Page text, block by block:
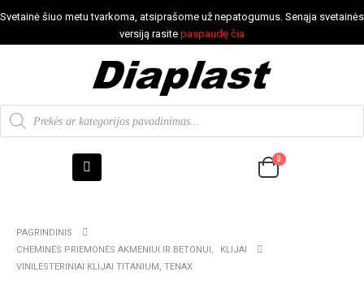
Svetainė šiuo metu tvarkoma, atsiprašome už nepatogumus. Senąja svetainės
versiją rasite paspaudę čia
0
PAGRINDINIS
CHEMINĖS PRIEMONĖS AKMENIUI IR BETONUI ,
KLIJAI
VINILESTERINIAI KLIJAI TITANIUM, TENAX